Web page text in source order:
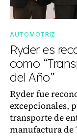
AUTOMOTRIZ
Ryder es
como
del Año”
Ryder fue
excepcionales,
transporte de
manufactura de